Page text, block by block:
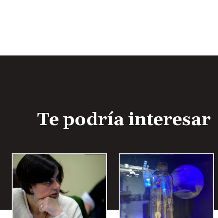
Te podría interesar